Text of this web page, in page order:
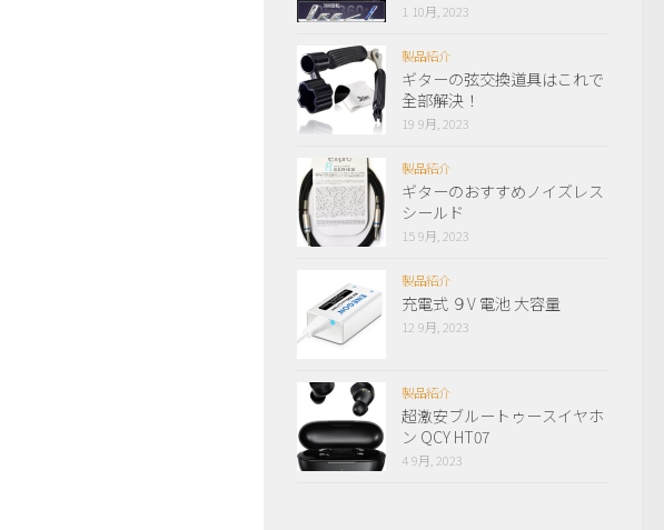
1 10月, 2023
製品紹介
ギターの弦交換道具はこれで
全部解決！
19 9月, 2023
製品紹介
ギターのおすすめノイズレス
シールド
15 9月, 2023
製品紹介
充電式 ９V 電池 大容量
12 9月, 2023
製品紹介
超激安ブルートゥースイヤホ
ン QCY HT07
4 9月, 2023